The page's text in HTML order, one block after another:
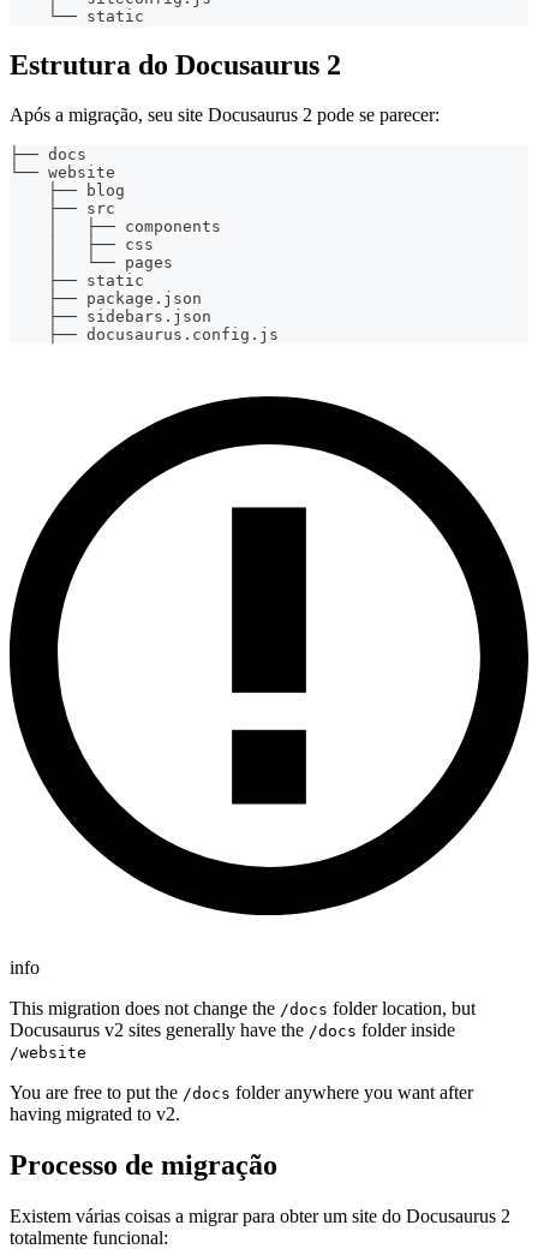
    └── static
Estrutura do Docusaurus 2
Após a migração, seu site Docusaurus 2 pode se parecer:
├── docs
└── website
    ├── blog
    ├── src
    │   ├── components
    │   ├── css
    │   └── pages
    ├── static
    ├── package.json
    ├── sidebars.json
    ├── docusaurus.config.js
info
This migration does not change the /docs folder location, but
Docusaurus v2 sites generally have the /docs folder inside
/website
You are free to put the /docs folder anywhere you want after
having migrated to v2.
Processo de migração
Existem várias coisas a migrar para obter um site do Docusaurus 2
totalmente funcional: